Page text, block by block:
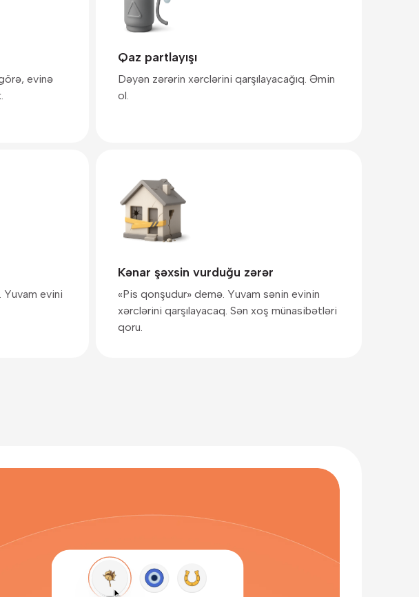
evinə
Qaz partlayışı
Dəyən zərərin xərclərini qarşılayacağıq. Əmin
ol.
Yuvam evini
Kənar şəxsin vurduğu zərər
«Pis qonşudur» demə. Yuvam sənin evinin
xərclərini qarşılayacaq. Sən xoş münasibətləri
qoru.